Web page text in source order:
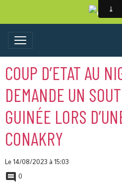
COUP D’ETAT AU
DEMANDE UN
GUINÉE LORS
CONAKRY
Le 14/08/2023 à 15:03
0